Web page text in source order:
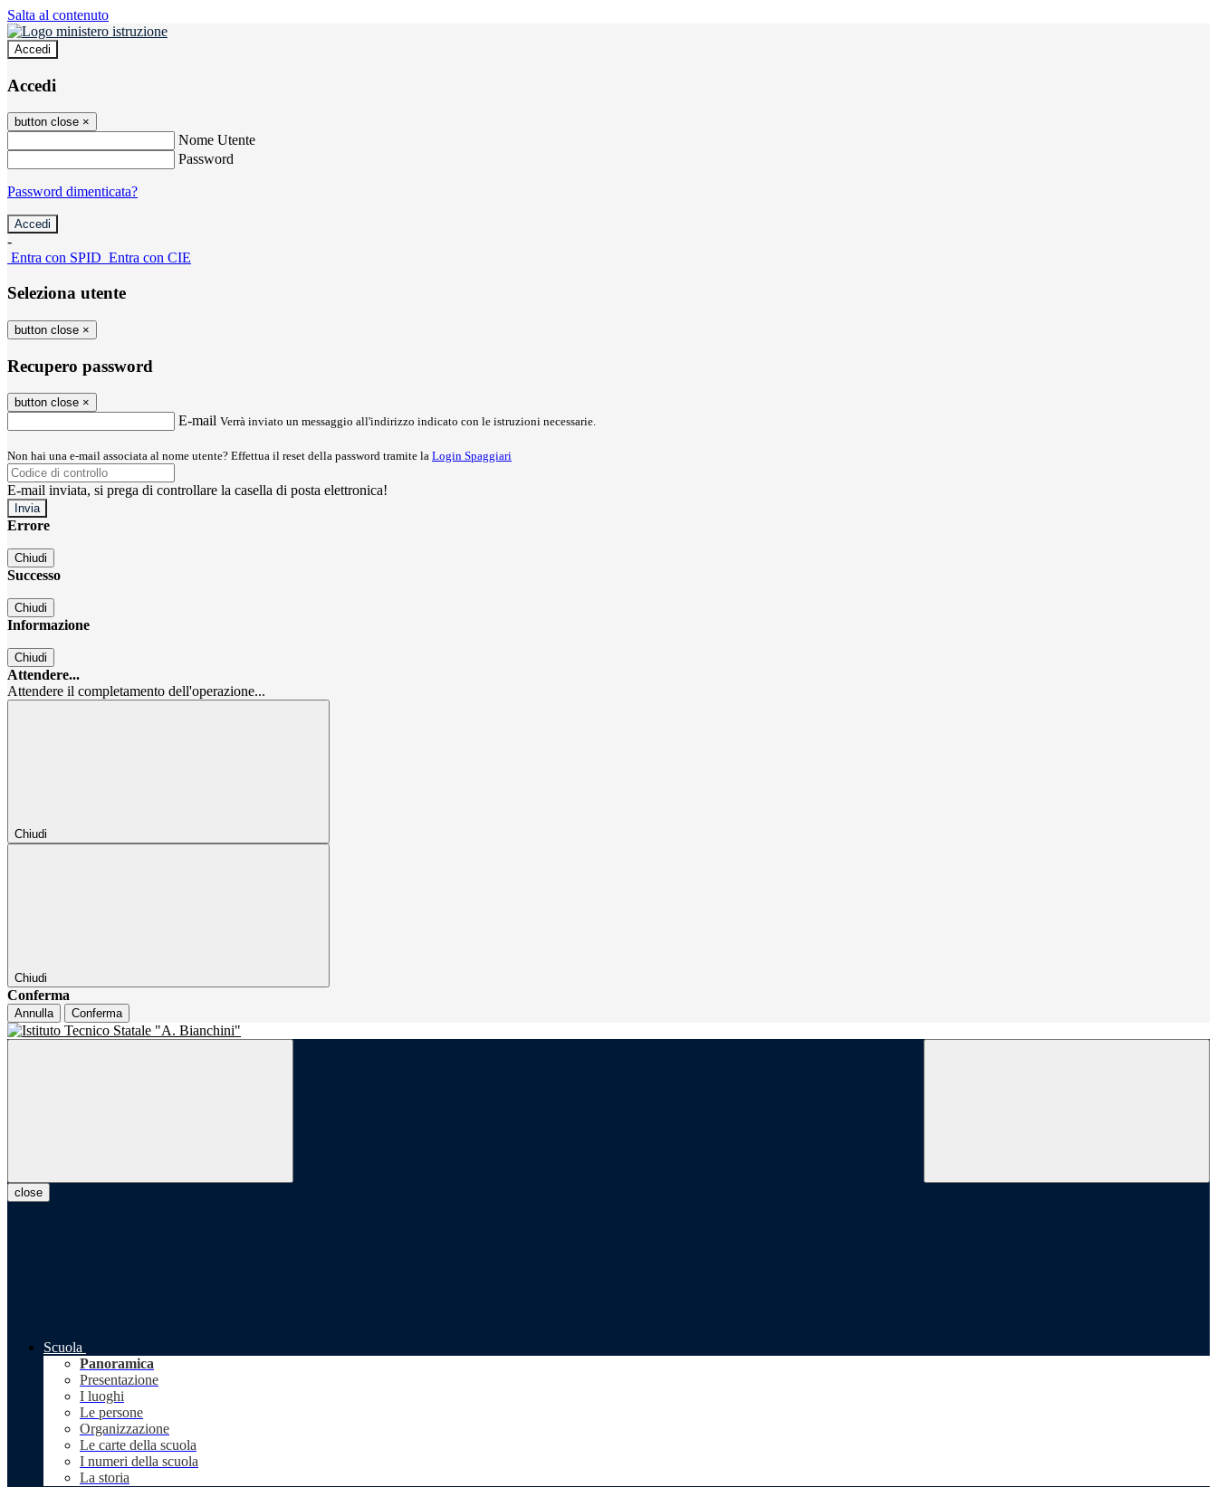
Salta al contenuto
Accedi
Accedi
button close ×
Nome Utente
Password
Password dimenticata?
-
Entra con SPID Entra con CIE
Seleziona utente
button close ×
Recupero password
button close ×
E-mail Verrà inviato un messaggio all'indirizzo indicato con le istruzioni necessarie.
Non hai una e-mail associata al nome utente? Effettua il reset della password tramite la Login Spaggiari
E-mail inviata, si prega di controllare la casella di posta elettronica!
Errore
Chiudi
Successo
Chiudi
Informazione
Chiudi
Attendere...
Attendere il completamento dell'operazione...
Chiudi
Chiudi
Conferma
Annulla Conferma
close
Scuola
Panoramica
Presentazione
I luoghi
Le persone
Organizzazione
Le carte della scuola
I numeri della scuola
La storia